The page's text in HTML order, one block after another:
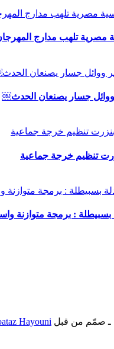
مصرية تلهب مدارج
جسار يصنعان الحدث￼
تنظيم خرجة جماعية
بسبيطلة : برمجة متوازنة
ـ صمّم من قبل Hayouni